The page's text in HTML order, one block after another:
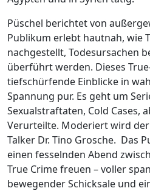
Püschel berichtet von
Publikum erlebt hautnah, wie
nachgestellt, Todesursachen
überführt werden. Dieses
tiefschürfende Einblicke in
Spannung pur. Es geht um
Sexualstraftaten, Cold Cases,
Verurteilte. Moderiert wird
Talker Dr. Tino Grosche. Das
einen fesselnden Abend
True Crime freuen – voller
bewegender Schicksale und